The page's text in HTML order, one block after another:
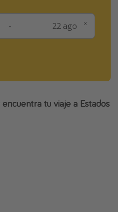
-
tu viaje a Estados